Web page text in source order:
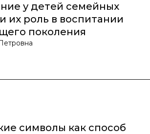
у детей семейных
их роль в воспитании
поколения
символы как способ